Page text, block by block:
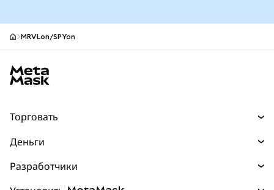
MRVLon/SPYon
Торговать
Прогнозы
Деньги
Разработчики